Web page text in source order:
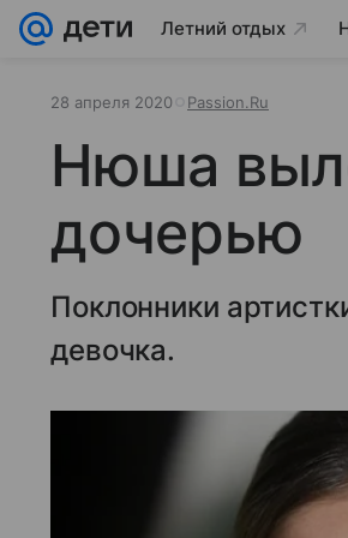
Летний отдых
28 апреля 2020 Passion.Ru
Нюша
дочерью
Поклонники
девочка.